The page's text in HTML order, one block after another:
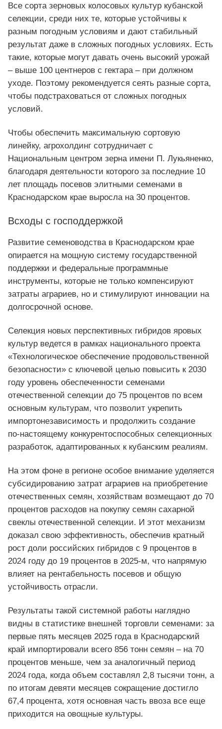
Все сорта зерновых колосовых культур кубанской
селекции, среди них те, которые устойчивы к
разным погодным условиям и дают стабильный
результат даже в сложных погодных условиях. Есть
такие, которые могут давать очень высокий урожай
– выше 100 центнеров с гектара – при должном
уходе. Поэтому рекомендуется сеять разные сорта,
чтобы подстраховаться от сложных погодных
условий.
Чтобы обеспечить максимальную сортовую
линейку, агрохолдинг сотрудничает с
Национальным центром зерна имени П. Лукьяненко,
благодаря деятельности которого за последние 10
лет площадь посевов элитными семенами в
Краснодарском крае выросла на 30 процентов.
Всходы с господдержкой
Развитие семеноводства в Краснодарском крае
опирается на мощную систему государственной
поддержки и федеральные программные
инструменты, которые не только компенсируют
затраты аграриев, но и стимулируют инновации на
долгосрочной основе.
Селекция новых перспективных гибридов яровых
культур ведется в рамках национального проекта
«Технологическое обеспечение продовольственной
безопасности» с ключевой целью повысить к 2030
году уровень обеспеченности семенами
отечественной селекции до 75 процентов по всем
основным культурам, что позволит укрепить
импортонезависимость и продолжить создание
по‑настоящему конкурентоспособных селекционных
разработок, адаптированных к кубанским реалиям.
На этом фоне в регионе особое внимание уделяется
субсидированию затрат аграриев на приобретение
отечественных семян, хозяйствам возмещают до 70
процентов расходов на покупку семян сахарной
свеклы отечественной селекции. И этот механизм
доказал свою эффективность, обеспечив кратный
рост доли российских гибридов с 9 процентов в
2024 году до 19 процентов в 2025‑м, что напрямую
влияет на рентабельность посевов и общую
устойчивость отрасли.
Результаты такой системной работы наглядно
видны в статистике внешней торговли семенами: за
первые пять месяцев 2025 года в Краснодарский
край импортировали всего 856 тонн семян – на 70
процентов меньше, чем за аналогичный период
2024 года, когда объем составлял 2,8 тысячи тонн, а
по итогам девяти месяцев сокращение достигло
67,4 процента, хотя основная часть ввоза все еще
приходится на овощные культуры.